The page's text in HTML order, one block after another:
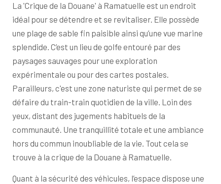
La 'Crique de la Douane' à Ramatuelle est un endroit
idéal pour se détendre et se revitaliser. Elle possède
une plage de sable fin paisible ainsi qu’une vue marine
splendide. C’est un lieu de golfe entouré par des
paysages sauvages pour une exploration
expérimentale ou pour des cartes postales.
Parailleurs, c'est une zone naturiste qui permet de se
défaire du train-train quotidien de la ville. Loin des
yeux, distant des jugements habituels de la
communauté. Une tranquillité totale et une ambiance
hors du commun inoubliable de la vie. Tout cela se
trouve à la crique de la Douane à Ramatuelle.
Quant à la sécurité des véhicules, l’espace dispose une